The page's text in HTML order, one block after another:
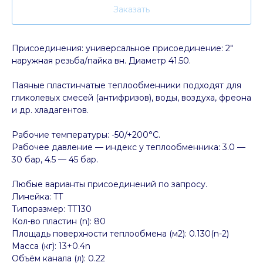
Заказать
Присоединения: универсальное присоединение: 2"
наружная резьба/пайка вн. Диаметр 41.50.
Паяные пластинчатые теплообменники подходят для
гликолевых смесей (антифризов), воды, воздуха, фреона
и др. хладагентов.
Рабочие температуры: -50/+200°C.
Рабочее давление — индекс у теплообменника: 3.0 —
30 бар, 4.5 — 45 бар.
Любые варианты присоединений по запросу.
Линейка: TT
Типоразмер: TT130
Кол-во пластин (n): 80
Площадь поверхности теплообмена (м2): 0.130(n-2)
Масса (кг): 13+0.4n
Объём канала (л): 0.22